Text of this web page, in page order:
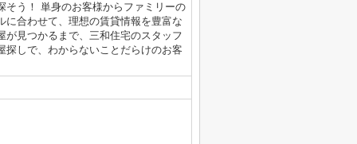
そう！ 単身のお客様からファミリーの
合わせて、理想の賃貸情報を豊富な
見つかるまで、三和住宅のスタッフ
しで、わからないことだらけのお客